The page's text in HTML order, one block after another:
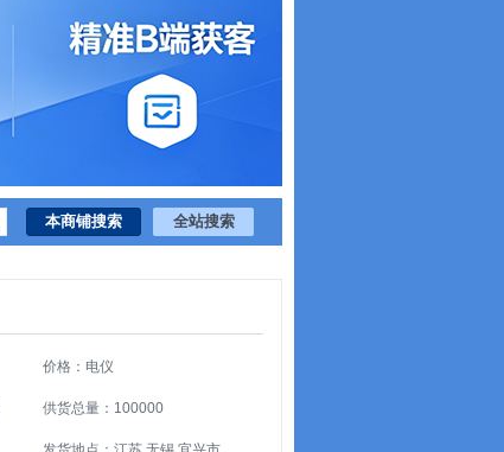
价格：电仪
供货总量：100000